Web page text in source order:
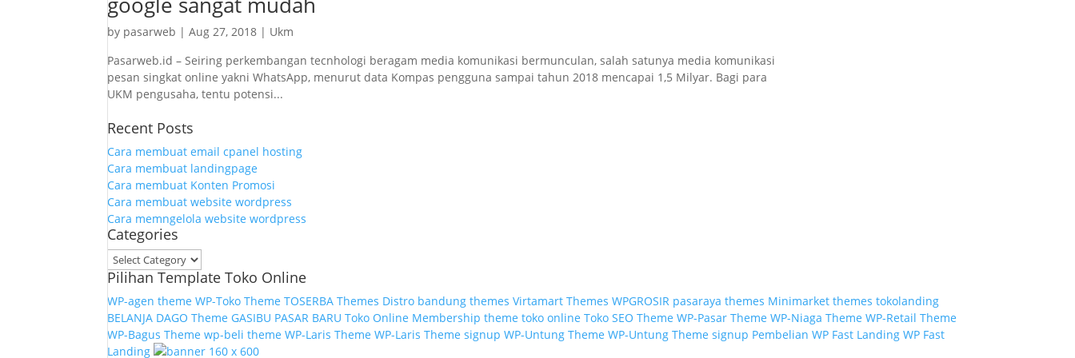
by pasarweb |Aug 27, 2018 | Ukm
Pasarweb.id – Seiring perkembangan tecnhologi beragam media komunikasi bermunculan, salah satunya media komunikasi
pesan singkat online yakni WhatsApp, menurut data Kompas pengguna sampai tahun 2018 mencapai 1,5 Milyar. Bagi para
UKM pengusaha, tentu potensi...
Recent Posts
Cara membuat email cpanel hosting
Cara membuat landingpage
Cara membuat Konten Promosi
Cara membuat website wordpress
Cara memngelola website wordpress
Categories
Categories
Pilihan Template Toko Online
WP-agen theme WP-Toko Theme TOSERBA Themes Distro bandung themes Virtamart Themes WPGROSIR pasaraya themes Minimarket themes tokolanding
BELANJA DAGO Theme GASIBU PASAR BARU Toko Online Membership theme toko online Toko SEO Theme WP-Pasar Theme WP-Niaga Theme WP-Retail Theme
WP-Bagus Theme wp-beli theme WP-Laris Theme WP-Laris Theme signup WP-Untung Theme WP-Untung Theme signup Pembelian WP Fast Landing WP Fast
Landing